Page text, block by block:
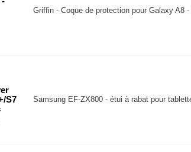
Griffin - Coque de protection pour Galaxy A8
S7
Samsung EF-ZX800 - étui à rabat pour